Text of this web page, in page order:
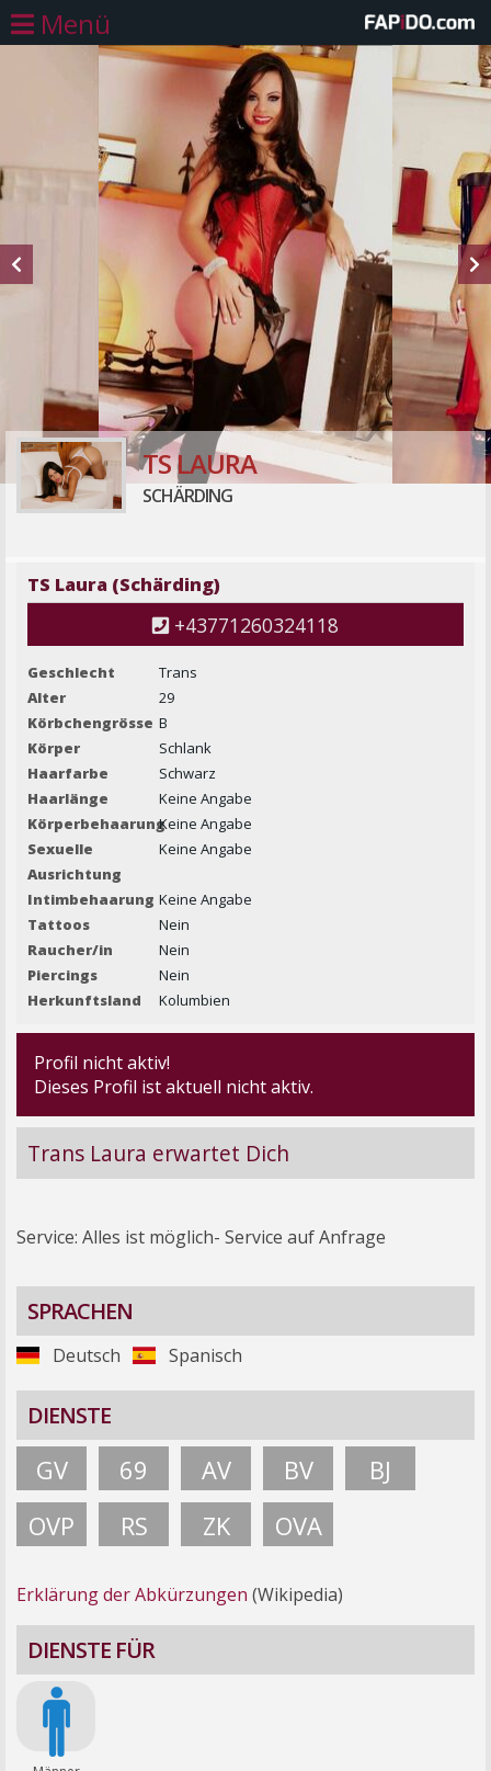
Menü
TS LAURA
SCHÄRDING
TS Laura (Schärding)
+43771260324118
Geschlecht
Trans
Alter
29
Körbchengrösse B
Körper
Schlank
Haarfarbe
Schwarz
Haarlänge
Keine Angabe
KörperbehaarungKeine Angabe
Sexuelle
Ausrichtung
Keine Angabe
Intimbehaarung Keine Angabe
Tattoos
Nein
Raucher/in
Nein
Piercings
Nein
Herkunftsland
Kolumbien
Profil nicht aktiv!
Dieses Profil ist aktuell nicht aktiv.
Trans Laura erwartet Dich
Service: Alles ist möglich- Service auf Anfrage
SPRACHEN
Deutsch Spanisch
DIENSTE
GV 69 AV BV
BJ
OVP
RS ZK OVA
Erklärung der Abkürzungen (Wikipedia)
DIENSTE FÜR